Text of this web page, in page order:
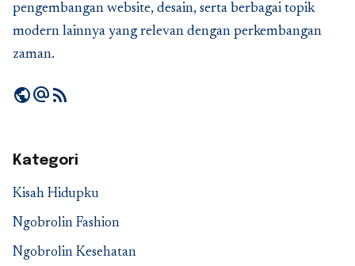
pengembangan website, desain, serta berbagai topik
modern lainnya yang relevan dengan perkembangan
zaman.
publicalternate_emailrss_feed
Kategori
Kisah Hidupku
Ngobrolin Fashion
Ngobrolin Kesehatan